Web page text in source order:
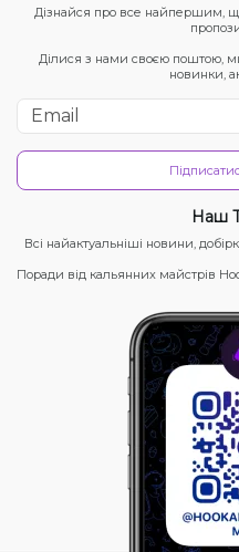
Дізнайся про все найпершим,
Ділися з нами своєю поштою, ми
новинки,
Наш
Всі найактуальніші новини,
Поради від кальянних майстрів